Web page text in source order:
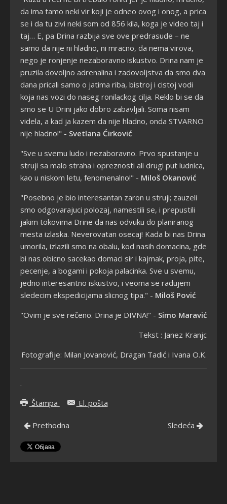
da ima tamo neki vir koji je odneo ovog i onog, a prica
se i da tu zivi neki som od 856 kila, koga je video taj i
taj… E, pa Drina razbija sve ove predrasude – ne
samo da nije ni hladno, ni mracno, da nema virova,
nego je ronjenje nezaboravno iskustvo. Drina nam je
pruzila dovoljno adrenalina i zadovoljstva da smo dva
dana pricali samo o jatima riba, bistroj i cistoj vodi
koja nas vozi do naseg ronilackog cilja. Reklo bi se da
smo se U Drini jako dobro zabavljali. Soma nisam
videla, a kad ja kazem da nije hladno, onda STVARNO
nije hladno!" - Svetlana Ćirković
"Sve u svemu ludo i nezaboravno. Prvo spustanje u
struji sa malo straha i opreznosti ali drugi put ludnica,
kao u niskom letu, fenomenalno!" - Miloš Okanović
"Posebno je bio interesantan zaron u struji; zauzeli
smo odgovarajuci polozaj, namestili se, i prepustili
jakim tokovima Drine da nas odvuku do planiranog
mesta izlaska. Neverovatan osecaj! Kada bi nas Drina
umorila, izlazili smo na obalu, kod nasih domacina, gde
bi nas obicno sacekao domaci sir i kajmak, proja, pite,
pecenje, a bogami i pokoja palacinka. Sve u svemu,
jedno interesantno iskustvo, i veoma se radujem
sledecim ekspedicijama slicnog tipa." - Miloš Pović
"Ovim je sve rečeno. Drina je DIVNA!" - Simo Maravić
Tekst : Janez Kranjc
Fotografije: Milan Jovanović, Dragan Tadić i Ivana O.K.
.
Štampa
El. pošta
Prethodna Sledeća